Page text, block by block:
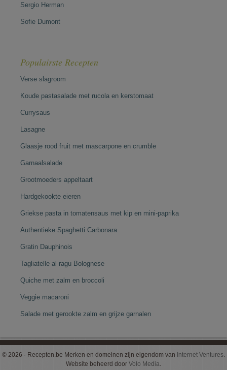
Sergio Herman
Sofie Dumont
Populairste Recepten
Verse slagroom
Koude pastasalade met rucola en kerstomaat
Currysaus
Lasagne
Glaasje rood fruit met mascarpone en crumble
Garnaalsalade
Grootmoeders appeltaart
Hardgekookte eieren
Griekse pasta in tomatensaus met kip en mini-paprika
Authentieke Spaghetti Carbonara
Gratin Dauphinois
Tagliatelle al ragu Bolognese
Quiche met zalm en broccoli
Veggie macaroni
Salade met gerookte zalm en grijze garnalen
© 2026 · Recepten.be Merken en domeinen zijn eigendom van Internet Ventures
Website beheerd door Volo Media